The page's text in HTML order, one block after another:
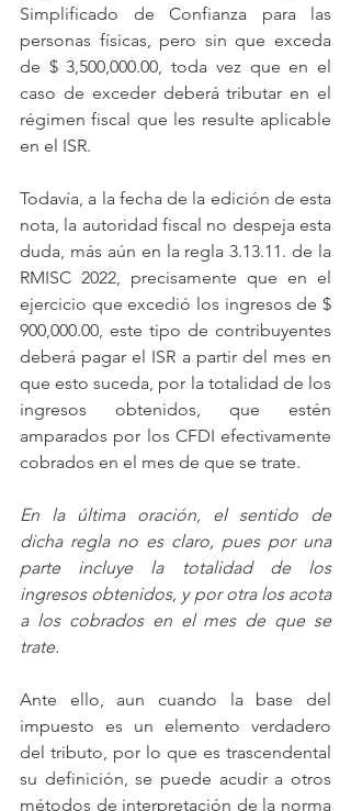
Simplificado de Confianza para las
personas físicas, pero sin que exceda
de $ 3,500,000.00, toda vez que en el
caso de exceder deberá tributar en el
régimen fiscal que les resulte aplicable
en el ISR.
Todavía, a la fecha de la edición de esta
nota, la autoridad fiscal no despeja esta
duda, más aún en la regla 3.13.11. de la
RMISC 2022, precisamente que en el
ejercicio que excedió los ingresos de $
900,000.00, este tipo de contribuyentes
deberá pagar el ISR a partir del mes en
que esto suceda, por la totalidad de los
ingresos obtenidos, que estén
amparados por los CFDI efectivamente
cobrados en el mes de que se trate.
En la última oración, el sentido de
dicha regla no es claro, pues por una
parte incluye la totalidad de los
ingresos obtenidos, y por otra los acota
a los cobrados en el mes de que se
trate.
Ante ello, aun cuando la base del
impuesto es un elemento verdadero
del tributo, por lo que es trascendental
su definición, se puede acudir a otros
métodos de interpretación de la norma